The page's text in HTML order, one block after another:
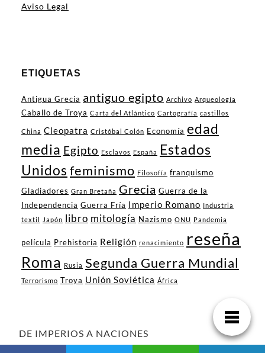
Aviso Legal
ETIQUETAS
Antigua Grecia antiguo egipto Archivo Arqueología
Caballo de Troya Carta del Atlántico Cartografía castillos
China Cleopatra Cristóbal Colón Economía edad
media Egipto Esclavos España
Estados
Unidos feminismo Filosofía franquismo
Gladiadores Gran Bretaña Grecia Guerra de la
Independencia Guerra Fría Imperio Romano Industria
textil
Japón libro mitología Nazismo ONU Pandemia
película Prehistoria Religión renacimiento reseña
Roma Rusia Segunda Guerra Mundial
Terrorismo Troya Unión Soviética África
DE IMPERIOS A NACIONES